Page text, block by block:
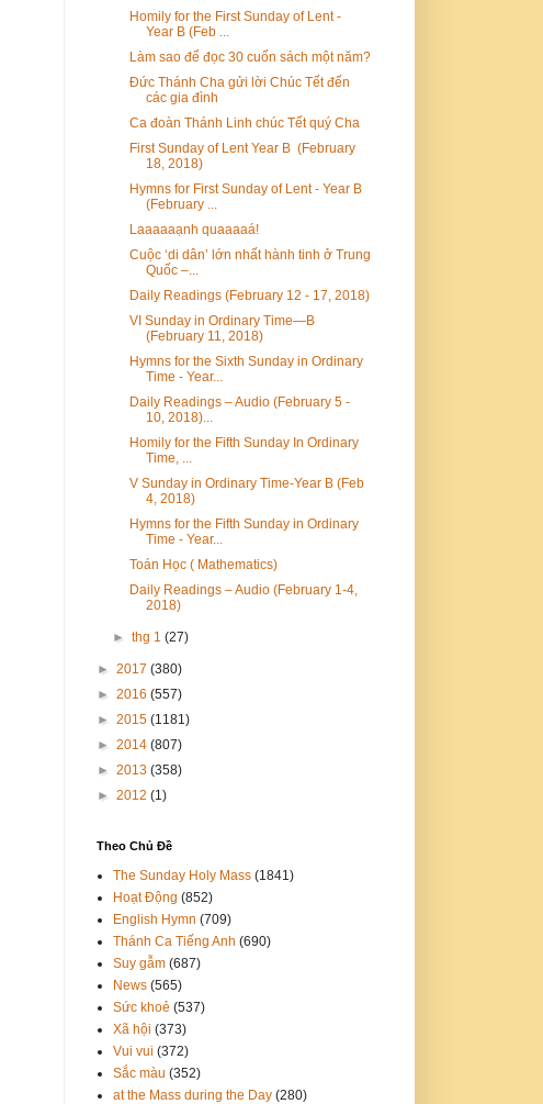
Homily for the First Sunday of Lent -
Year B (Feb ...
Làm sao để đọc 30 cuốn sách một năm?
Đức Thánh Cha gửi lời Chúc Tết đến
các gia đình
Ca đoàn Thánh Linh chúc Tết quý Cha
First Sunday of Lent Year B (February
18, 2018)
Hymns for First Sunday of Lent - Year B
(February ...
Laaaaaạnh quaaaaá!
Cuộc ‘di dân’ lớn nhất hành tinh ở Trung
Quốc –...
Daily Readings (February 12 - 17, 2018)
VI Sunday in Ordinary Time—B
(February 11, 2018)
Hymns for the Sixth Sunday in Ordinary
Time - Year...
Daily Readings – Audio (February 5 -
10, 2018)...
Homily for the Fifth Sunday In Ordinary
Time, ...
V Sunday in Ordinary Time-Year B (Feb
4, 2018)
Hymns for the Fifth Sunday in Ordinary
Time - Year...
Toán Học ( Mathematics)
Daily Readings – Audio (February 1-4,
2018)
►thg 1(27)
► 2017 (380)
► 2016 (557)
► 2015 (1181)
► 2014 (807)
► 2013 (358)
► 2012 (1)
Theo Chủ Đề
The Sunday Holy Mass (1841)
Hoạt Động (852)
English Hymn (709)
Thánh Ca Tiếng Anh (690)
Suy gẫm (687)
News (565)
Sức khoẻ (537)
Xã hội (373)
Vui vui (372)
Sắc màu (352)
at the Mass during the Day (280)